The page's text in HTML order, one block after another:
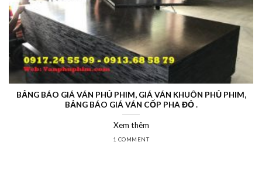
BẢNG BÁO GIÁ VÁN PHỦ PHIM, GIÁ VÁN KHUÔN PHỦ PHIM,
BẢNG BÁO GIÁ VÁN CỐP PHA ĐỎ .
Xem thêm
1 COMMENT